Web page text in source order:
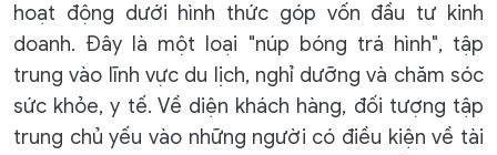
hoạt động dưới hình thức góp vốn đầu tư kinh
doanh. Đây là một loại "núp bóng trá hình", tập
trung vào lĩnh vực du lịch, nghỉ dưỡng và chăm sóc
sức khỏe, y tế. Về diện khách hàng, đối tượng tập
trung chủ yếu vào những người có điều kiện về tài